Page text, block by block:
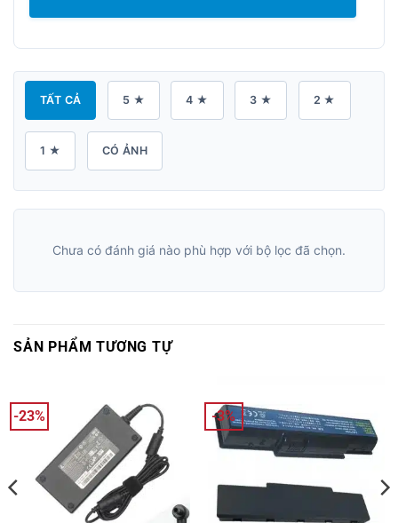
TẤT CẢ 5 ★ 4 ★ 3 ★ 2 ★
1 ★ CÓ ẢNH
Chưa có đánh giá nào phù hợp với bộ lọc đã chọn.
SẢN PHẨM TƯƠNG TỰ
-23% -3%